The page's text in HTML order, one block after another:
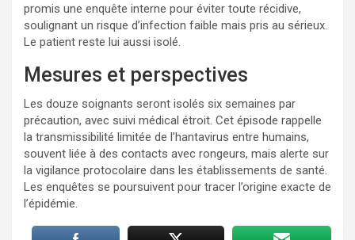
promis une enquête interne pour éviter toute récidive,
soulignant un risque d’infection faible mais pris au sérieux.
Le patient reste lui aussi isolé.
Mesures et perspectives
Les douze soignants seront isolés six semaines par
précaution, avec suivi médical étroit. Cet épisode rappelle
la transmissibilité limitée de l’hantavirus entre humains,
souvent liée à des contacts avec rongeurs, mais alerte sur
la vigilance protocolaire dans les établissements de santé.
Les enquêtes se poursuivent pour tracer l’origine exacte de
l’épidémie.